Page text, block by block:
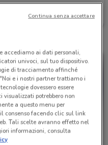
441 m
accediamo ai dati personali,
univoci, sul tuo dispositivo.
di tracciamento affinché
e i nostri partner trattiamo i
dovessero essere
potrebbero non
a questo menu per
consenso facendo clic sul link
Tali scelte avranno effetto nel
informazioni, consulta
Continua senza accettare